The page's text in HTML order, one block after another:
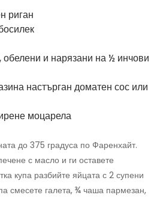
риган
и нарязани на ½ инчови
настърган доматен сос или
моцарела
до 375 градуса по Фаренхайт.
с масло и ги оставете
купа разбийте яйцата с 2 супени
смесете галета, ¾ чаша пармезан,